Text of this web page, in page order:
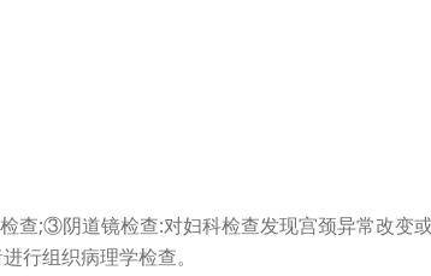
;③阴道镜检查:对妇科检查发现宫颈异常改变
行组织病理学检查。